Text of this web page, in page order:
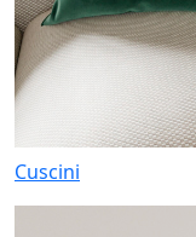
Cuscini